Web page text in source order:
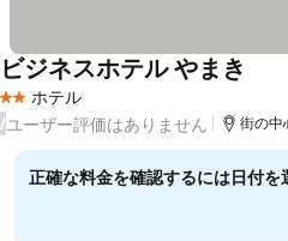
2 ホテルのランク
ホテル
ビジネスホテル やまき
/ユーザー評価はありません 街の中
正確な料金を確認するには日付を